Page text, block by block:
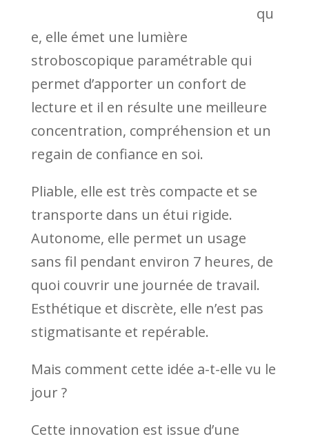
qu
e, elle émet une lumière
stroboscopique paramétrable qui
permet d’apporter un confort de
lecture et il en résulte une meilleure
concentration, compréhension et un
regain de confiance en soi.
Pliable, elle est très compacte et se
transporte dans un étui rigide.
Autonome, elle permet un usage
sans fil pendant environ 7 heures, de
quoi couvrir une journée de travail.
Esthétique et discrète, elle n’est pas
stigmatisante et repérable.
Mais comment cette idée a-t-elle vu le
jour ?
Cette innovation est issue d’une